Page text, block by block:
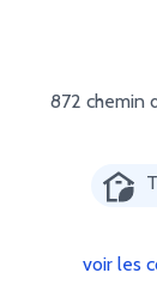
872 chemin
voir les